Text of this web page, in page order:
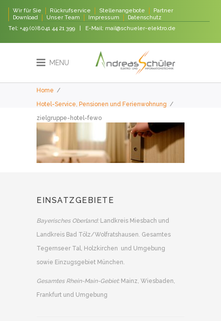
Wir für Sie Rückrufservice Stellenangebote
Partner
Download
Unser Team Impressum
Datenschutz
Tel: +49 (0)8041 44 21 399 | E-Mail: mail@schueler-elektro.de
MENU
Home /
Hotel-Service, Pensionen und Ferienwohnung /
zielgruppe-hotel-fewo
EINSATZGEBIETE
Bayerisches Oberland: Landkreis Miesbach und
Landkreis Bad Tölz/Wolfratshausen. Gesamtes
Tegernseer Tal, Holzkirchen und Umgebung
sowie Einzugsgebiet München.
Gesamtes Rhein-Main-Gebiet:Mainz, Wiesbaden,
Frankfurt und Umgebung